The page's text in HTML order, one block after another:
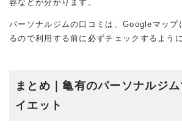
容などが分かります。
パーソナルジムの口コミは、Googleマップ
るので利用する前に必ずチェックするよう
まとめ｜亀有のパーソナルジ
イエット